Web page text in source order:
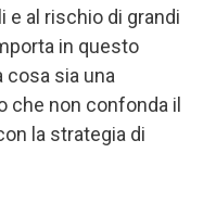
e al rischio di grandi
in questo
cosa sia una
che non confonda il
la strategia di